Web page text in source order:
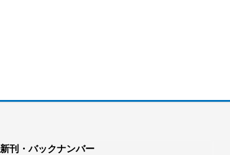
新刊・バックナンバー